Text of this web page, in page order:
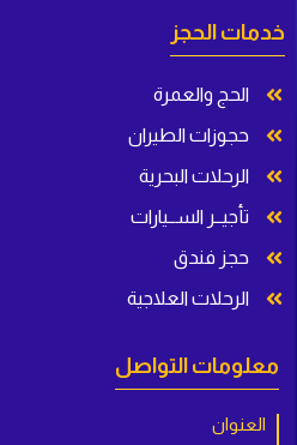
خدمات الحجز
الحج والعمرة
حجوزات الطيران
الرحلات البحرية
تأجيــر الســيارات
حجز فندق
الرحلات العلاجية
معلومات التواصل
العنوان